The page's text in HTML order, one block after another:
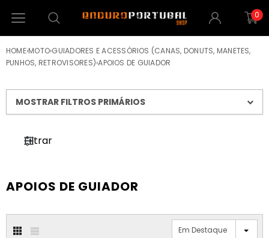
0
HOME›MOTO›GUIADORES E ACESSÓRIOS (CANAS, DONUTS, MANETES,
PUNHOS, RETROVISORES)›APOIOS DE GUIADOR
MOSTRAR FILTROS PRIMÁRIOS
Filtrar
APOIOS DE GUIADOR
Em Destaque